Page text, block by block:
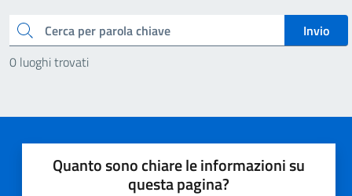
Cerca
Invio
0 luoghi trovati
Quanto sono chiare le informazioni su
questa pagina?